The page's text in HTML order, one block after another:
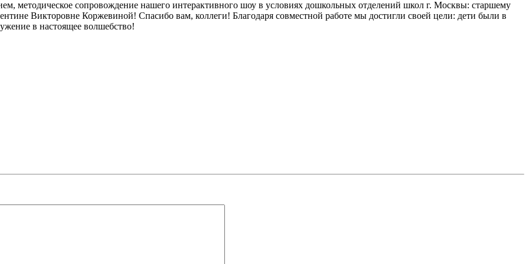
методическое сопровождение нашего интерактивного шоу в условиях дошкольных отделений школ г. Москвы: старшему
Викторовне Коржевиной! Спасибо вам, коллеги! Благодаря совместной работе мы достигли своей цели: дети были в
в настоящее волшебство!